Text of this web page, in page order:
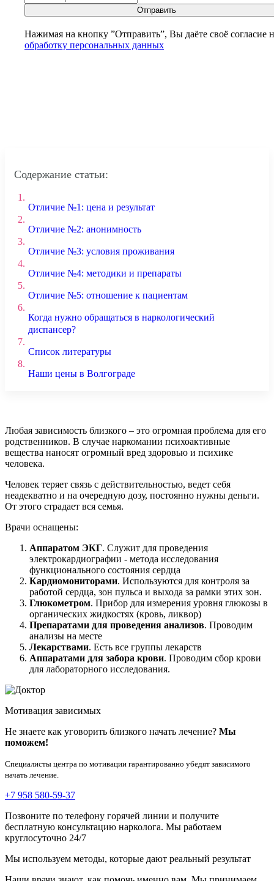
Отправить
Нажимая на кнопку ”Отправить”, Вы даёте своё согласие
обработку персональных данных
Содержание статьи:
1.
Отличие №1: цена и результат
2.
Отличие №2: анонимность
3.
Отличие №3: условия проживания
4.
Отличие №4: методики и препараты
5.
Отличие №5: отношение к пациентам
6.
Когда нужно обращаться в наркологический
диспансер?
7.
Список литературы
8.
Наши цены в Волгограде
Любая зависимость близкого – это огромная проблема для его
родственников. В случае наркомании психоактивные
вещества наносят огромный вред здоровью и психике
человека.
Человек теряет связь с действительностью, ведет себя
неадекватно и на очередную дозу, постоянно нужны деньги.
От этого страдает вся семья.
Врачи оснащены:
Аппаратом ЭКГ. Служит для проведения
электрокардиографии - метода исследования
функционального состояния сердца
Кардиомониторами. Используются для контроля за
работой сердца, зон пульса и выхода за рамки этих зон.
Глюкометром. Прибор для измерения уровня глюкозы в
органических жидкостях (кровь, ликвор)
Препаратами для проведения анализов. Проводим
анализы на месте
Лекарствами. Есть все группы лекарств
Аппаратами для забора крови. Проводим сбор крови
для лабораторного исследования.
Мотивация зависимых
Не знаете как уговорить близкого начать лечение? Мы
поможем!
Специалисты центра по мотивации гарантированно убедят зависимого
начать лечение.
+7 958 580-59-37
Позвоните по телефону горячей линии и получите
бесплатную консультацию нарколога. Мы работаем
круглосуточно 24/7
Мы используем методы, которые дают реальный результат